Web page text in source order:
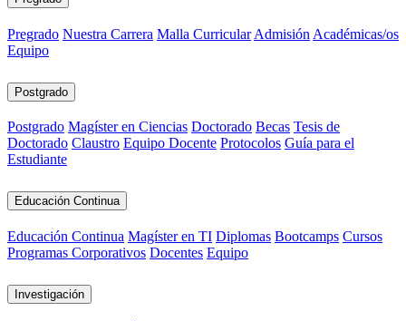
Pregrado Nuestra Carrera Malla Curricular Admisión Académicas/os
Equipo
Postgrado
Postgrado Magíster en Ciencias Doctorado Becas Tesis de
Doctorado Claustro Equipo Docente Protocolos Guía para el
Estudiante
Educación Continua
Educación Continua Magíster en TI Diplomas Bootcamps Cursos
Programas Corporativos Docentes Equipo
Investigación